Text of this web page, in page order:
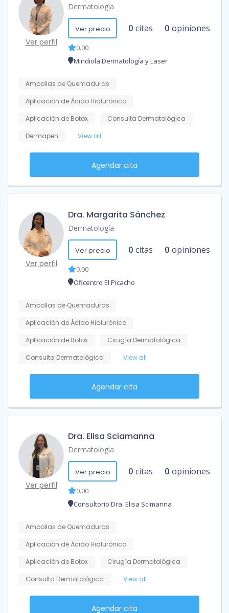
Ver perfil
Dermatología
Ver precio 0 citas 0 opiniones
0.00
Mindiola Dermatología y Laser
Ampollas de Quemaduras
Aplicación de Ácido Hialurónico
Aplicación de Botox
Consulta Dermatológica
Dermapen
View all
Agendar cita
Ver perfil
Dra. Margarita Sánchez
Dermatología
Ver precio 0 citas 0 opiniones
0.00
Oficentro El Picacho
Ampollas de Quemaduras
Aplicación de Ácido Hialurónico
Aplicación de Botox
Cirugía Dermatológica
Consulta Dermatológica
View all
Agendar cita
Ver perfil
Dra. Elisa Sciamanna
Dermatología
Ver precio 0 citas 0 opiniones
0.00
Consultorio Dra. Elisa Scimanna
Ampollas de Quemaduras
Aplicación de Ácido Hialurónico
Aplicación de Botox
Cirugía Dermatológica
Consulta Dermatológica
View all
Agendar cita